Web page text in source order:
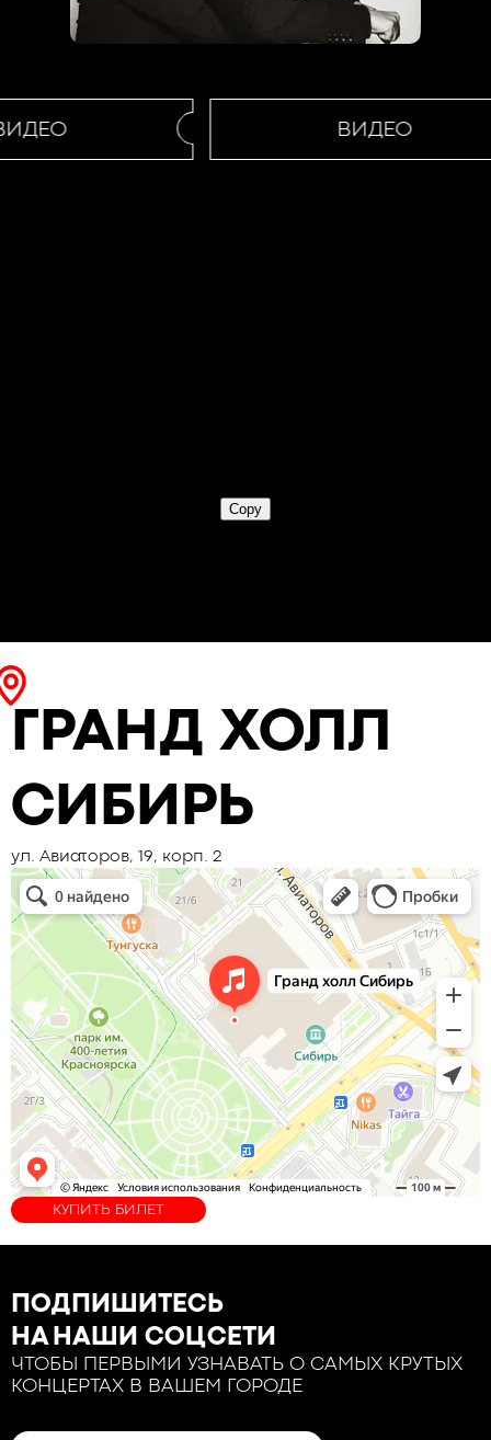
ВИДЕО
ГРАНД ХОЛЛ
СИБИРЬ
ул. Авиаторов, 19, корп. 2
КУПИТЬ БИЛЕТ
ПОДПИШИТЕСЬ
НА НАШИ СОЦСЕТИ
ЧТОБЫ ПЕРВЫМИ УЗНАВАТЬ О САМЫХ КРУТЫХ
КОНЦЕРТАХ В ВАШЕМ ГОРОДЕ